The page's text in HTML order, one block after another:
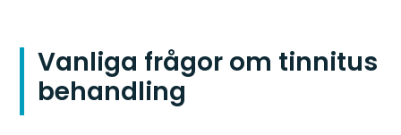
Vanliga frågor om tinnitus
behandling